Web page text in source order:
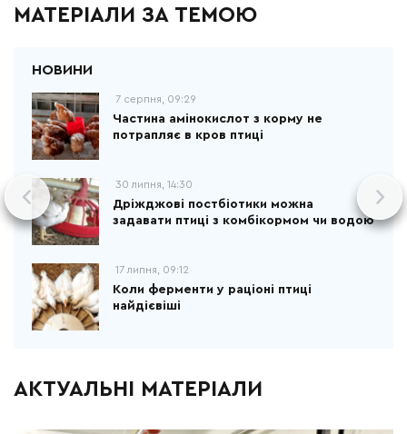
МАТЕРІАЛИ ЗА ТЕМОЮ
7 серпня, 09:29
Частина амінокислот з корму не
потрапляє в кров птиці
30 липня, 14:30
Дріжджові постбіотики можна
задавати птиці з комбікормом чи водою
17 липня, 09:12
Коли ферменти у раціоні птиці
найдієвіші
АКТУАЛЬНІ МАТЕРІАЛИ